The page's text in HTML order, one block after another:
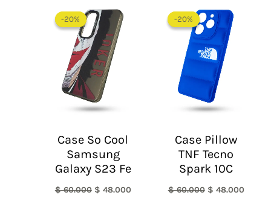
-20%
-20%
Case So Cool
Samsung
Galaxy S23 Fe
$60.000
precio
original
era:
$ 60.000.
$ 48.000
-20%
-20%
Case Pillow
TNF Tecno
Spark 10C
$60.000
precio
original
era:
$ 60.000.
$ 48.000